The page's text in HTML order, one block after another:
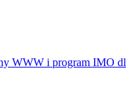
WWW i program IMO